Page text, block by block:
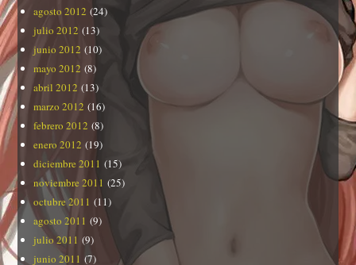
agosto 2012 (24)
julio 2012 (13)
junio 2012 (10)
mayo 2012 (8)
abril 2012 (13)
marzo 2012 (16)
febrero 2012 (8)
enero 2012 (19)
diciembre 2011 (15)
noviembre 2011 (25)
octubre 2011 (11)
agosto 2011 (9)
julio 2011 (9)
junio 2011 (7)